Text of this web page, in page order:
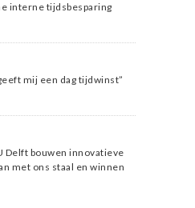
interne tijdsbesparing
mij een dag tijdwinst”
Delft bouwen innovatieve
met ons staal en winnen